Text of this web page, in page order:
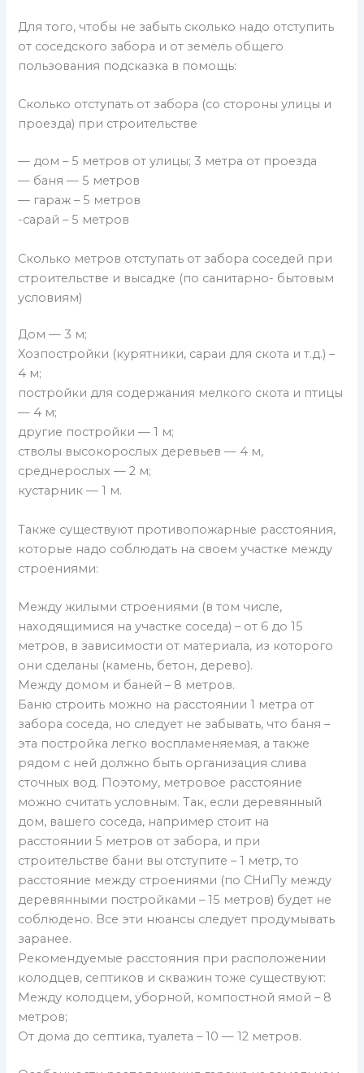
Для того, чтобы не забыть сколько надо отступить
от соседского забора и от земель общего
пользования подсказка в помощь:
Сколько отступать от забора (со стороны улицы и
проезда) при строительстве
— дом – 5 метров от улицы; 3 метра от проезда
— баня — 5 метров
— гараж – 5 метров
-сарай – 5 метров
Сколько метров отступать от забора соседей при
строительстве и высадке (по санитарно- бытовым
условиям)
Дом — 3 м;
Хозпостройки (курятники, сараи для скота и т.д.) –
4 м;
постройки для содержания мелкого скота и птицы
— 4 м;
другие постройки — 1 м;
стволы высокорослых деревьев — 4 м,
среднерослых — 2 м;
кустарник — 1 м.
Также существуют противопожарные расстояния,
которые надо соблюдать на своем участке между
строениями:
Между жилыми строениями (в том числе,
находящимися на участке соседа) – от 6 до 15
метров, в зависимости от материала, из которого
они сделаны (камень, бетон, дерево).
Между домом и баней – 8 метров.
Баню строить можно на расстоянии 1 метра от
забора соседа, но следует не забывать, что баня –
эта постройка легко воспламеняемая, а также
рядом с ней должно быть организация слива
сточных вод. Поэтому, метровое расстояние
можно считать условным. Так, если деревянный
дом, вашего соседа, например стоит на
расстоянии 5 метров от забора, и при
строительстве бани вы отступите – 1 метр, то
расстояние между строениями (по СНиПу между
деревянными постройками – 15 метров) будет не
соблюдено. Все эти нюансы следует продумывать
заранее.
Рекомендуемые расстояния при расположении
колодцев, септиков и скважин тоже существуют:
Между колодцем, уборной, компостной ямой – 8
метров;
От дома до септика, туалета – 10 — 12 метров.